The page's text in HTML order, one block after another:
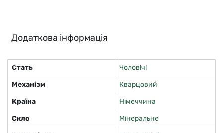
Додаткова інформація
Стать
Чоловічі
Механізм
Кварцовий
Країна
Німеччина
Скло
Мінеральне